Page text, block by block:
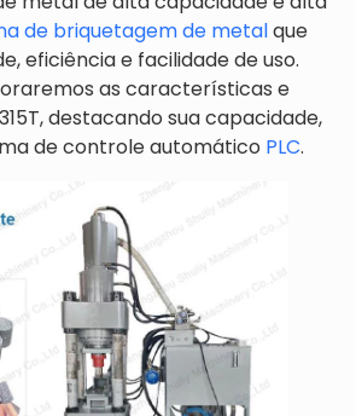
de briquetagem de metalque
eficiência e facilidade de uso.
as características e
destacando sua capacidade,
de controle automático PLC.